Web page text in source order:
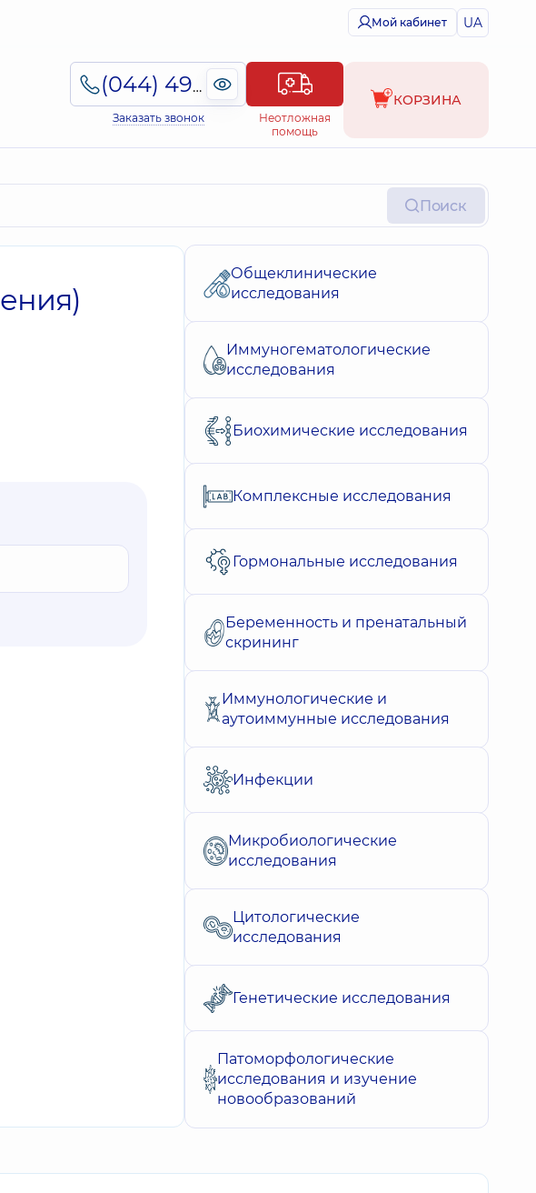
Мой кабинет UA
(044) 495-2-888
Заказать звонок
Неотложная
помощь
КОРЗИНА
Поиск
Общеклинические
исследования
Иммуногематологические
исследования
Биохимические исследования
Комплексные исследования
Гормональные исследования
Беременность и пренатальный
скрининг
Иммунологические и
аутоиммунные исследования
Инфекции
Микробиологические
исследования
Цитологические
исследования
Генетические исследования
Патоморфологические
исследования и изучение
новообразований